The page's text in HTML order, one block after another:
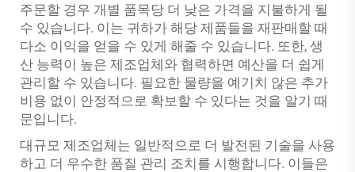
주문할 경우 개별 품목당 더 낮은 가격을 지불하게 될
수 있습니다. 이는 귀하가 해당 제품들을 재판매할 때
다소 이익을 얻을 수 있게 해줄 수 있습니다. 또한, 생
산 능력이 높은 제조업체와 협력하면 예산을 더 쉽게
관리할 수 있습니다. 필요한 물량을 예기치 않은 추가
비용 없이 안정적으로 확보할 수 있다는 것을 알기 때
문입니다.
대규모 제조업체는 일반적으로 더 발전된 기술을 사용
하고 더 우수한 품질 관리 조치를 시행합니다. 이들은